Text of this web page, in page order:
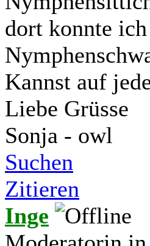
dort konnte
Kannst auf
Liebe Grüsse
Sonja - owl
Suchen
Zitieren
Inge